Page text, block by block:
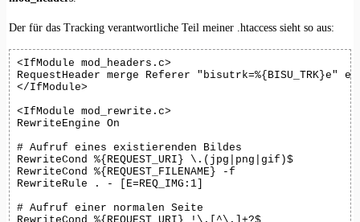
Der für das Tracking verantwortliche Teil meiner .htaccess sieht so aus:
<IfModule mod_headers.c>
RequestHeader merge Referer "bisutrk=%{BISU_TRK}e"
</IfModule>
<IfModule mod_rewrite.c>
RewriteEngine On
# Aufruf eines existierenden Bildes
RewriteCond %{REQUEST_URI} \.(jpg|png|gif)$
RewriteCond %{REQUEST_FILENAME} -f
RewriteRule . - [E=REQ_IMG:1]
# Aufruf einer normalen Seite